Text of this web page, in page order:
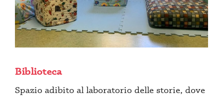
Biblioteca
Spazio adibito al laboratorio delle storie, dove